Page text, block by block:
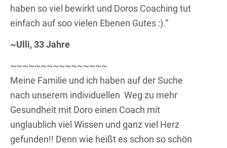
haben so viel bewirkt und Doros Coaching tut
einfach auf soo vielen Ebenen Gutes :).“
~Ulli, 33 Jahre
~~~~~~~~~~~~~~~~
Meine Familie und ich haben auf der Suche
nach unserem individuellen Weg zu mehr
Gesundheit mit Doro einen Coach mit
unglaublich viel Wissen und ganz viel Herz
gefunden!! Denn wie heißt es schon so schön